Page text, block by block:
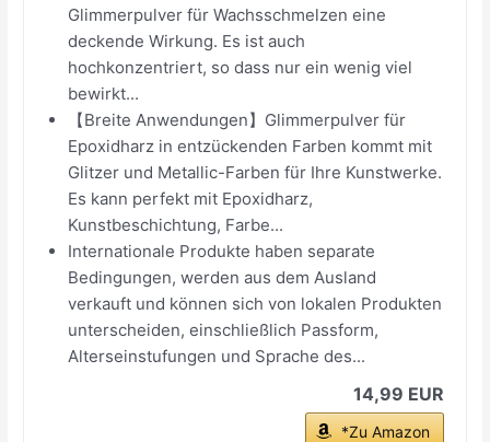
Glimmerpulver für Wachsschmelzen eine
deckende Wirkung. Es ist auch
hochkonzentriert, so dass nur ein wenig viel
bewirkt...
【Breite Anwendungen】Glimmerpulver für
Epoxidharz in entzückenden Farben kommt mit
Glitzer und Metallic-Farben für Ihre Kunstwerke.
Es kann perfekt mit Epoxidharz,
Kunstbeschichtung, Farbe...
Internationale Produkte haben separate
Bedingungen, werden aus dem Ausland
verkauft und können sich von lokalen Produkten
unterscheiden, einschließlich Passform,
Alterseinstufungen und Sprache des...
14,99 EUR
*Zu Amazon